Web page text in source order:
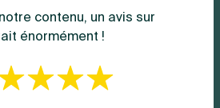
en difficulté .
contenu, un avis sur
énormément !